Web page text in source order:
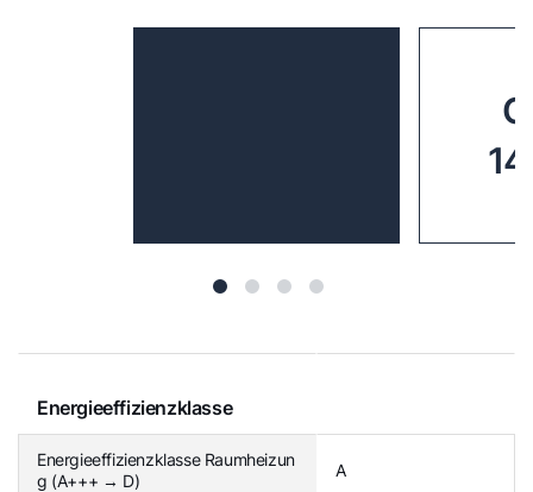
Energieeffizienzklasse
Energieeffizienzklasse Raumheizun
g (A+++ → D)
A